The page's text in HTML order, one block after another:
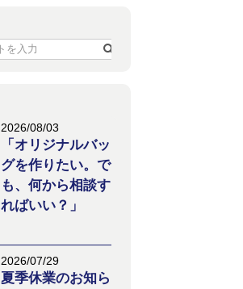
2026/08/03
「オリジナルバッ
グを作りたい。で
も、何から相談す
ればいい？」
2026/07/29
夏季休業のお知ら